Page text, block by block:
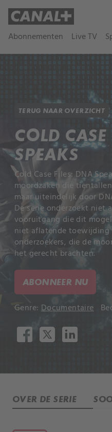
Abonnementen Live TV
TERUG NAAR OVERZICHT
COLD
SPEAKS
Cold Case Files: DNA
moordzaken die
maar uiteindelijk door
De serie onderzoekt niet
vooruitgang die dit
niet aflatende toewijding
onderzoekers, die de
het gerecht brachten.
ABONNEER NU
Genre: Documentaire
OVER DE SERIE